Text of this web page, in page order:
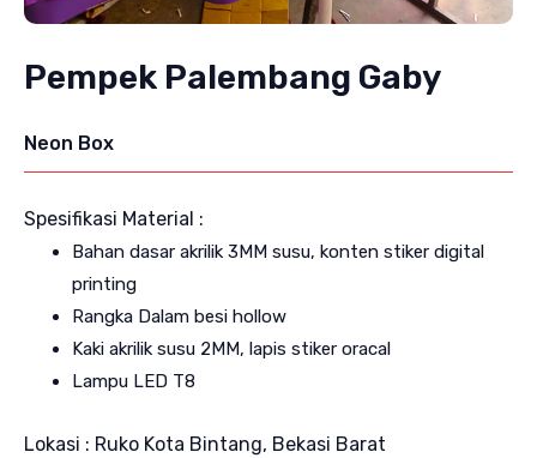
Pempek Palembang Gaby
Neon Box
Spesifikasi Material :
Bahan dasar akrilik 3MM susu, konten stiker digital
printing
Rangka Dalam besi hollow
Kaki akrilik susu 2MM, lapis stiker oracal
Lampu LED T8
Lokasi : Ruko Kota Bintang, Bekasi Barat